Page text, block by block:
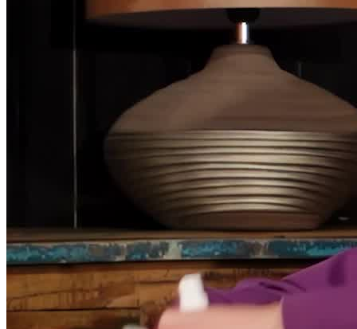
Theater als Teamevent
20097 Hamburg, Deutschland